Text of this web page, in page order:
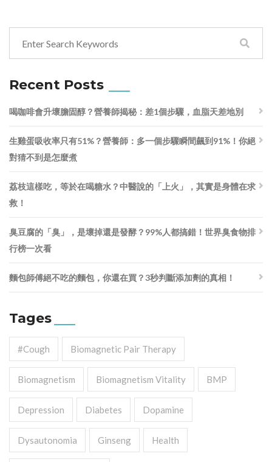
Recent Posts
喝咖啡會升壞膽固醇？營養師揭秘：差1個步驟，血脂天差地別
生雞蛋吸收率只有51%？營養師：多一個步驟瞬間飆到91%！你絕
對猜不到是怎麼煮
荔枝這樣吃，等於在喝糖水？中醫說的「上火」，其實是身體在求
救！
臭豆腐的「臭」，是壞掉還是發酵？99%人都搞錯！世界臭食物排
行榜一次看
麵包師傅絕不吃的麵包，你還在買？3秒判斷添加劑的真相！
Tages
#cough Biomagnetic Pair Therapy
Biomagnetism Biomagnetism Vitality BMP
Depression Diabetes Dopamine
Dysautonomia Ginseng Health